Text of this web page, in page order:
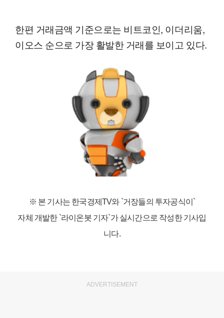
한편 거래금액 기준으로는 비트코인, 이더리움,
이오스 순으로 가장 활발한 거래를 보이고 있다.
※ 본 기사는 한국경제TV와 `거장들의 투자공식이`
자체 개발한 `라이온봇 기자`가 실시간으로 작성한 기사입
니다.
ADVERTISEMENT